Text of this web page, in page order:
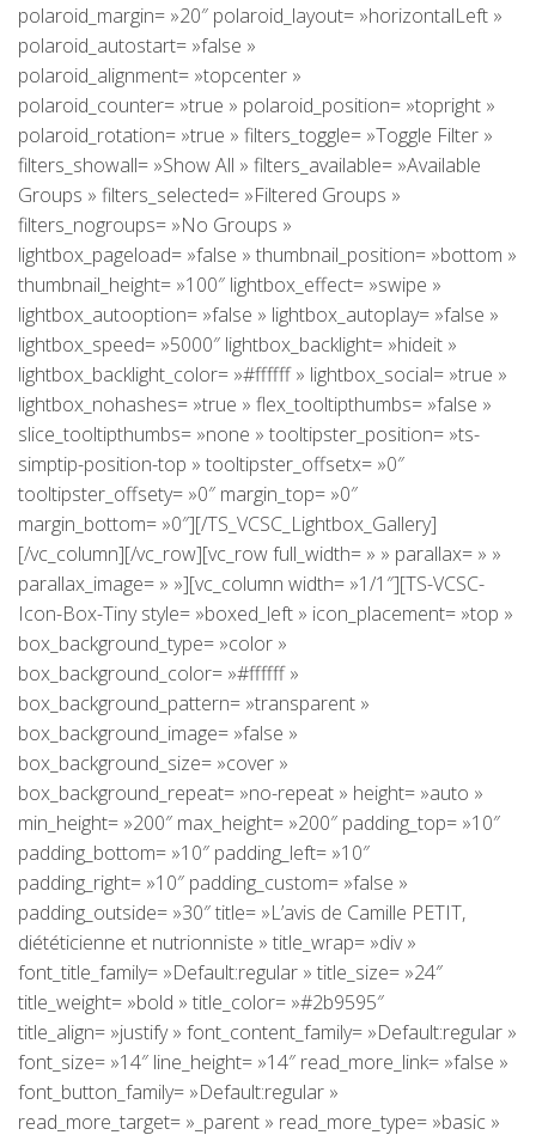
polaroid_margin= »20″ polaroid_layout= »horizontalLeft »
polaroid_autostart= »false »
polaroid_alignment= »topcenter »
polaroid_counter= »true » polaroid_position= »topright »
polaroid_rotation= »true » filters_toggle= »Toggle Filter »
filters_showall= »Show All » filters_available= »Available
Groups » filters_selected= »Filtered Groups »
filters_nogroups= »No Groups »
lightbox_pageload= »false » thumbnail_position= »bottom »
thumbnail_height= »100″ lightbox_effect= »swipe »
lightbox_autooption= »false » lightbox_autoplay= »false »
lightbox_speed= »5000″ lightbox_backlight= »hideit »
lightbox_backlight_color= »#ffffff » lightbox_social= »true »
lightbox_nohashes= »true » flex_tooltipthumbs= »false »
slice_tooltipthumbs= »none » tooltipster_position= »ts-
simptip-position-top » tooltipster_offsetx= »0″
tooltipster_offsety= »0″ margin_top= »0″
margin_bottom= »0″][/TS_VCSC_Lightbox_Gallery]
[/vc_column][/vc_row][vc_row full_width= » » parallax= » »
parallax_image= » »][vc_column width= »1/1″][TS-VCSC-
Icon-Box-Tiny style= »boxed_left » icon_placement= »top »
box_background_type= »color »
box_background_color= »#ffffff »
box_background_pattern= »transparent »
box_background_image= »false »
box_background_size= »cover »
box_background_repeat= »no-repeat » height= »auto »
min_height= »200″ max_height= »200″ padding_top= »10″
padding_bottom= »10″ padding_left= »10″
padding_right= »10″ padding_custom= »false »
padding_outside= »30″ title= »L’avis de Camille PETIT,
diététicienne et nutrionniste » title_wrap= »div »
font_title_family= »Default:regular » title_size= »24″
title_weight= »bold » title_color= »#2b9595″
title_align= »justify » font_content_family= »Default:regular »
font_size= »14″ line_height= »14″ read_more_link= »false »
font_button_family= »Default:regular »
read_more_target= »_parent » read_more_type= »basic »